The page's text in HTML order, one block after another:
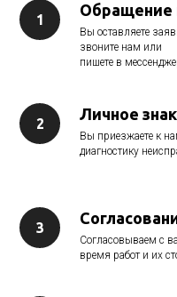
Обращение
Вы оставляете
звоните нам или
пишете в
Личное
Вы приезжаете к
диагностику
Согласовываем с
время работ и их